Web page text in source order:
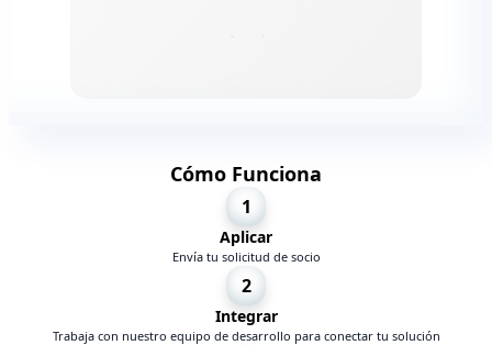
Cómo Funciona
1
Aplicar
Envía tu solicitud de socio
2
Integrar
Trabaja con nuestro equipo de desarrollo para conectar tu solución